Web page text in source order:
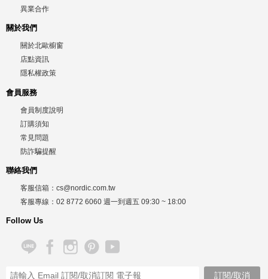
異業合作
關於我們
關於北歐櫥窗
店點資訊
隱私權政策
會員服務
會員制度說明
訂購須知
常見問題
防詐騙提醒
聯絡我們
客服信箱： cs@nordic.com.tw
客服專線： 02 8772 6060 週一到週五 09:30 ~ 18:00
Follow Us